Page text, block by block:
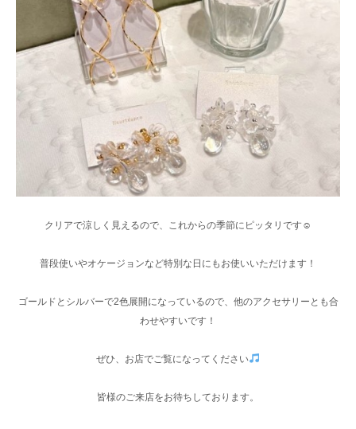
クリアで涼しく見えるので、これからの季節にピッタリです☺︎
普段使いやオケージョンなど特別な日にもお使いいただけます！
ゴールドとシルバーで2色展開になっているので、他のアクセサリーとも合
わせやすいです！
ぜひ、お店でご覧になってください
皆様のご来店をお待ちしております。